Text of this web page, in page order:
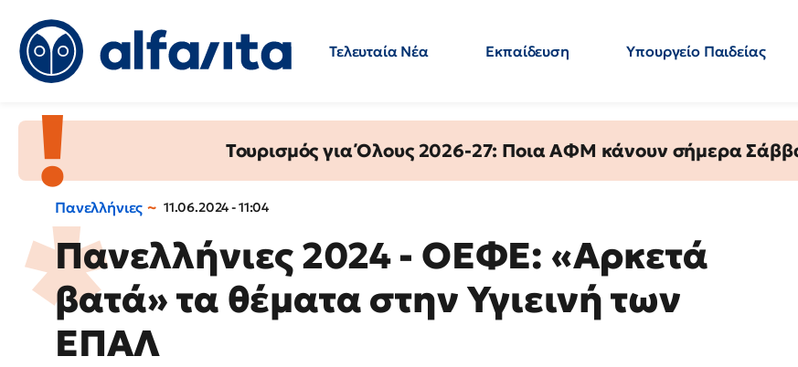
Τελευταία Νέα Εκπαίδευση Υπουργείο Παιδείας
Τουρισμός για Όλους 2026-27: Ποια ΑΦΜ κάνουν σήμερα
Πανελλήνιες 11.06.2024 - 11:04
Πανελλήνιες 2024 - ΟΕΦΕ: «Αρκετά
βατά» τα θέματα στην Υγιεινή των
ΕΠΑΛ